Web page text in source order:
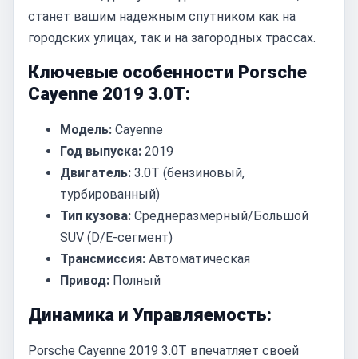
станет вашим надежным спутником как на
городских улицах, так и на загородных трассах.
Ключевые особенности Porsche
Cayenne 2019 3.0T:
Модель: Cayenne
Год выпуска: 2019
Двигатель: 3.0T (бензиновый,
турбированный)
Тип кузова: Среднеразмерный/Большой
SUV (D/E-сегмент)
Трансмиссия: Автоматическая
Привод: Полный
Динамика и Управляемость:
Porsche Cayenne 2019 3.0T впечатляет своей